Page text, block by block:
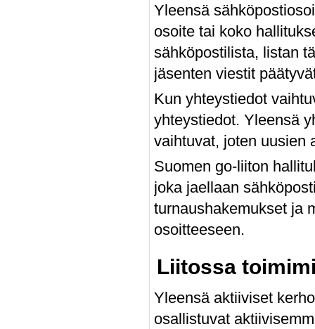
Yleensä
osoite tai koko
sähköpostilista, listan
jäsenten viestit
Kun yhteystiedot
yhteystiedot. Yleensä
vaihtuvat, joten uusien
Suomen go-liiton
joka jaellaan
turnaushakemukset ja
osoitteeseen.
Liitossa
Yleensä aktiiviset
osallistuvat